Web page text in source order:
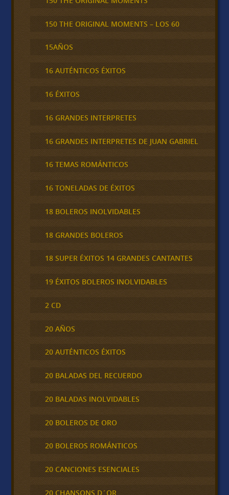
150 THE ORIGINAL MOMENTS – LOS 60
15AÑOS
16 AUTÉNTICOS ÉXITOS
16 ÉXITOS
16 GRANDES INTERPRETES
16 GRANDES INTERPRETES DE JUAN GABRIEL
16 TEMAS ROMÁNTICOS
16 TONELADAS DE ÉXITOS
18 BOLEROS INOLVIDABLES
18 GRANDES BOLEROS
18 SUPER ÉXITOS 14 GRANDES CANTANTES
19 ÉXITOS BOLEROS INOLVIDABLES
2 CD
20 AÑOS
20 AUTÉNTICOS ÉXITOS
20 BALADAS DEL RECUERDO
20 BALADAS INOLVIDABLES
20 BOLEROS DE ORO
20 BOLEROS ROMÁNTICOS
20 CANCIONES ESENCIALES
20 CHANSONS D´OR